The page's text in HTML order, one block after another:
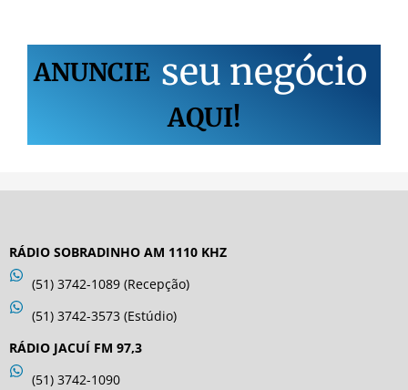
ANUNCIE seu negócio
AQUI!
RÁDIO SOBRADINHO AM 1110 KHZ
(51) 3742-1089 (Recepção)
(51) 3742-3573 (Estúdio)
RÁDIO JACUÍ FM 97,3
(51) 3742-1090